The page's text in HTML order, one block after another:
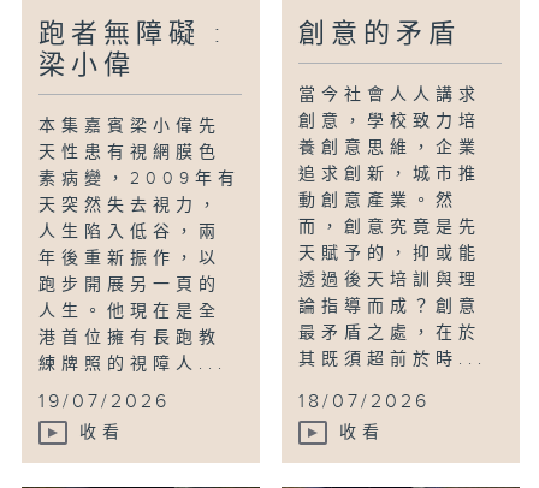
跑者無障礙 :
梁小偉
本集嘉賓梁小偉先
天性患有視網膜色
素病變，2009年有
天突然失去視力，
人生陷入低谷，兩
年後重新振作，以
跑步開展另一頁的
人生。他現在是全
港首位擁有長跑教
練牌照的視障人...
19/07/2026
收看
創意的矛盾
當今社會人人講求
創意，學校致力培
養創意思維，企業
追求創新，城市推
動創意產業。然
而，創意究竟是先
天賦予的，抑或能
透過後天培訓與理
論指導而成？創意
最矛盾之處，在於
其既須超前於時...
18/07/2026
收看